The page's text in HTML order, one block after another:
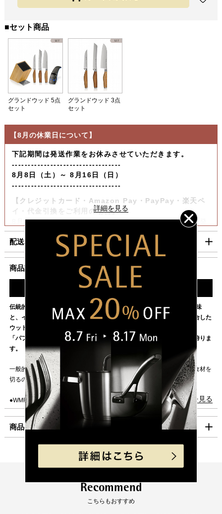
■セット商品
グランドウッド 5点
セット
グランドウッド 3点
セット
【8月の休業日について】
下記期間は発送作業をお休みさせていただきます。
----------------------------------
8月8日（土）～ 8月16日（日）
----------------------------------
【クレジットカード・Amazon Pay・PayPay・楽天ペ
イ・代金引換をご利用の場合】
8月6日（木）迄の『ご注文』は8月7日（金）迄に順次発
送いたします。
【コンビニ決済をご利用の場合】
8月6日（木）迄の『ご注文及びご入金確認分』は8月7日
（金）迄に順次発送いたします。
上記日時以降のご注文及びご入金確認分につきましては、8月
ご迷惑をお掛けいたしますが、何卒ご了承賜りますよう
お願い申し上げます。
配送料・お支払い方法について
■配送料（税込）
1,100円
北陸・中部・関西
840円
中国・四国
1,100円
沖縄 1,980円
海外への発送は行っておりません。
「コンパクト便」の送料はこちら。
■お支払方法
「コンパクト便」を選択の場合は、クレジット決済のみのご利用となりま
す。
商品説明
ナイフ研ぎサービス券プレゼント対象商品
伝統的な鍛造とWMF独自のテクノロジーから生まれる最高品質の切れ味
と、イタリア産オリーブの木の温かみのあるオーガニックな質感が融合した
ウッドハンドルのナイフシリーズ。
「パフォーマンスカット」採用で、優れた耐久性と切れ味の持続性を誇りま
す。
一般的にお使いいただける三徳ナイフです。魚、肉、野菜など様々な食材を
切るのに適しています。
●WMF独自のパフォーマンスカット（PC）テクノロジー採用
緻密に計算された鋭い角度で切削をし、鋭い切れ味と耐久性を向上させたテ
クノロジー。
自然素材ならではの温かみと手に吸い付くようなフィット感で、使うほどに
つとして同じ木目のものがない、自然木ならではの模様や造形が魅力です。
続きを見る
商品の仕様
刃渡り（mm）:180
製品重量（g）:175
ステンレス刃物鋼（モリブデン、バナジウム
Recommend
こちらもおすすめ